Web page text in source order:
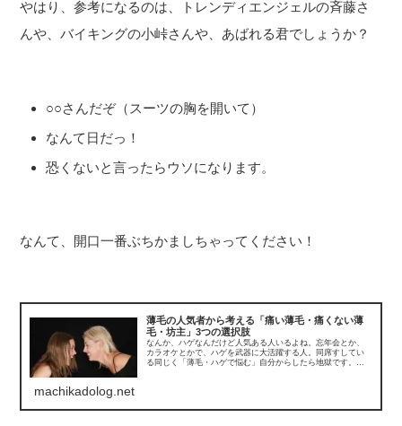
やはり、参考になるのは、トレンディエンジェルの斉藤さ
んや、バイキングの小峠さんや、あばれる君でしょうか？
○○さんだぞ（スーツの胸を開いて）
なんて日だっ！
恐くないと言ったらウソになります。
なんて、開口一番ぶちかましちゃってください！
薄毛の人気者から考える「痛い薄毛・痛くない薄
毛・坊主」3つの選択肢
なんか、ハゲなんだけど人気ある人いるよね。忘年会とか、
カラオケとかで、ハゲを武器に大活躍する人。同席すしてい
る同じく「薄毛・ハゲで悩む」自分からしたら地獄です。冷
machikadolog.net